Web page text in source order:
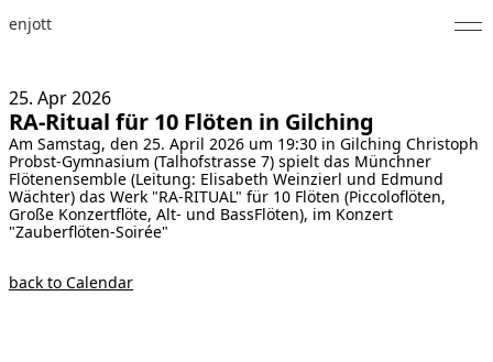
enjott
Selected Works
Catalogue of Works
About
Photos
25. Apr2026
RA-Ritual für 10 Flöten in Gilching
Am Samstag, den 25. April 2026 um 19:30 in Gilching Christoph
Probst-Gymnasium (Talhofstrasse 7) spielt das Münchner
Flötenensemble (Leitung: Elisabeth Weinzierl und Edmund
Wächter) das Werk "RA-RITUAL" für 10 Flöten (Piccoloflöten,
Große Konzertflöte, Alt- und BassFlöten), im Konzert
"Zauberflöten-Soirée"
back to Calendar